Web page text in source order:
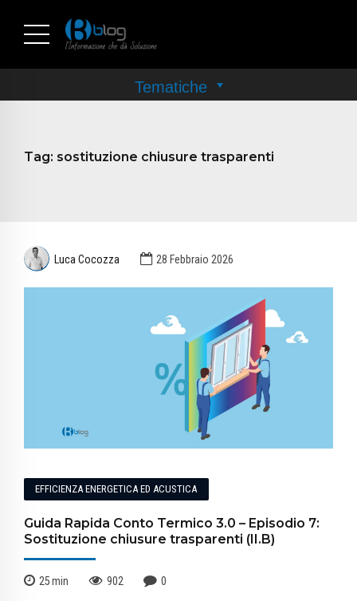
Tag: sostituzione chiusure trasparenti
Luca Cocozza 28 Febbraio 2026
EFFICIENZA ENERGETICA ED ACUSTICA
Guida Rapida Conto Termico 3.0 – Episodio 7:
Sostituzione chiusure trasparenti (II.B)
25min 902 0